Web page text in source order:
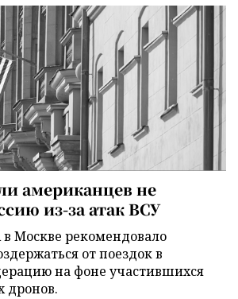
американцев не
из-за атак ВСУ
Москве рекомендовало
от поездок в
на фоне участившихся
дронов.